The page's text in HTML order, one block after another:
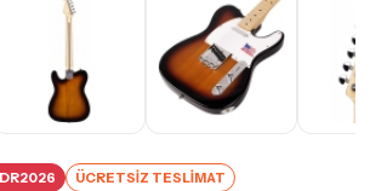
DR2026 ÜCRETSİZ TESLİMAT